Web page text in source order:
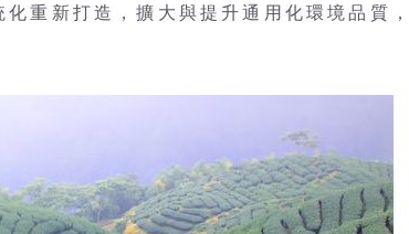
重新打造，擴大與提升通用化環境品質，